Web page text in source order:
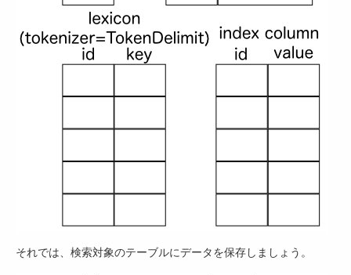
それでは、検索対象のテーブルにデータを保存しましょう。